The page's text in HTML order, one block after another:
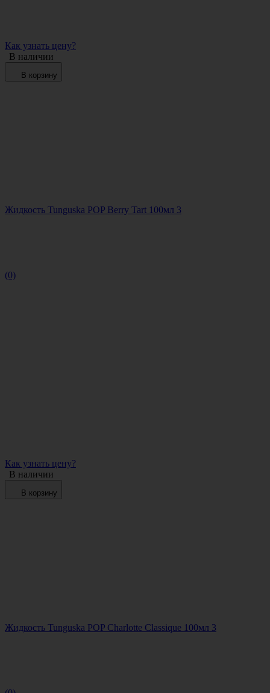
Как узнать цену?
В наличии
В корзину
Жидкость Tunguska POP Berry Tart 100мл 3
(0)
Как узнать цену?
В наличии
В корзину
Жидкость Tunguska POP Charlotte Classique 100мл 3